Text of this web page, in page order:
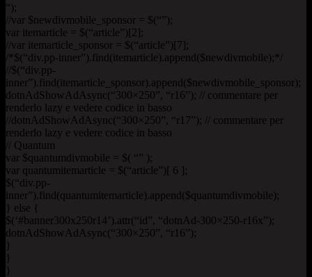
“);
//var $newdivmobile_sponsor = $(“”);
var itemarticle = $(“article”)[2];
//var itemarticle_sponsor = $(“article”)[7];
/*$(“div.pp-inner”).find(itemarticle).append($newdivmobile);*/
//$(“div.pp-
inner”).find(itemarticle_sponsor).append($newdivmobile_sponsor);
dotnAdShowAdAsync(“300×250”, “r16”); // commentare per
renderlo lazy e vedere codice in basso
//dotnAdShowAdAsync(“300×250”, “r17”); // commentare per
renderlo lazy e vedere codice in basso
// Quantum
var $quantumdivmobile = $( “” );
var quantumitemarticle = $(“article”)[ 6 ];
$(“div.pp-
inner”).find(quantumitemarticle).append($quantumdivmobile);
} else {
$(‘#banner300x250r14’).attr(“id”, “dotnAd-300×250-r16x”);
dotnAdShowAdAsync(“300×250”, “r16”);
}
}
}